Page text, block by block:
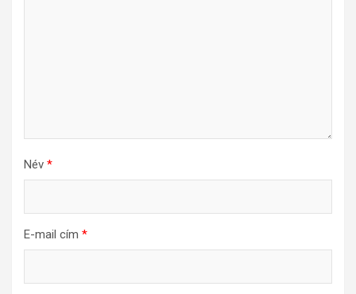
Név *
E-mail cím *